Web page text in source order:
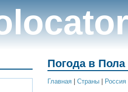
Погода в Пола
Главная Cтраны Россия